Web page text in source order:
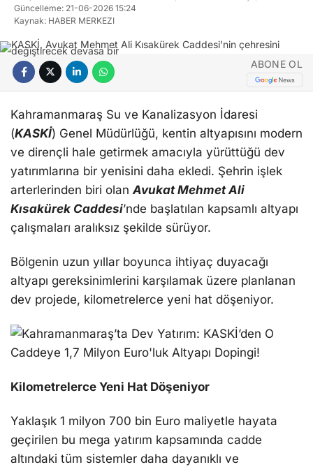
Güncelleme: 21-06-2026 15:24
Kaynak: HABER MERKEZI
ABONE OL
Kahramanmaraş Su ve Kanalizasyon İdaresi
(KASKİ) Genel Müdürlüğü, kentin altyapısını modern
ve dirençli hale getirmek amacıyla yürüttüğü dev
yatırımlarına bir yenisini daha ekledi. Şehrin işlek
arterlerinden biri olan Avukat Mehmet Ali
Kısakürek Caddesi’nde başlatılan kapsamlı altyapı
çalışmaları aralıksız şekilde sürüyor.
Bölgenin uzun yıllar boyunca ihtiyaç duyacağı
altyapı gereksinimlerini karşılamak üzere planlanan
dev projede, kilometrelerce yeni hat döşeniyor.
Kilometrelerce Yeni Hat Döşeniyor
Yaklaşık 1 milyon 700 bin Euro maliyetle hayata
geçirilen bu mega yatırım kapsamında cadde
altındaki tüm sistemler daha dayanıklı ve